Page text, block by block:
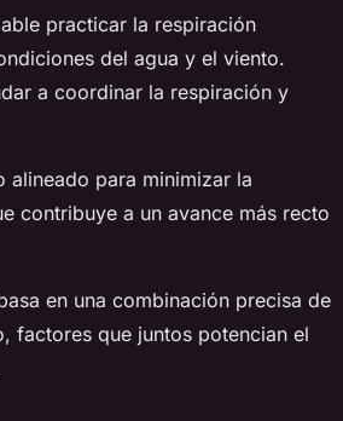
practicar la respiración
del agua y el viento.
a coordinar la respiración y
alineado para minimizar la
contribuye a un avance más recto
en una combinación precisa de
factores que juntos potencian el